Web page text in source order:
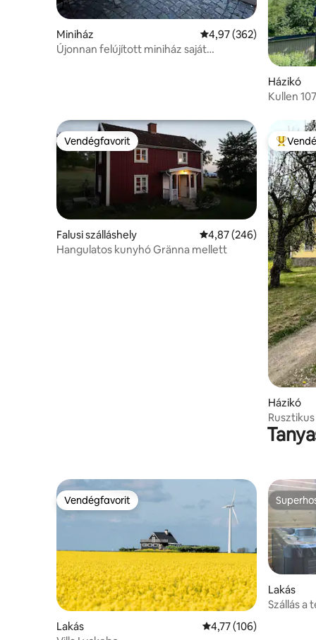
Miniház Átlagos értékelés: 5/
4,97 (362)
Újonnan felújított miniház saját
Házikó
Kullen
Vendégfavorit
Vendégfavorit
Falusi szálláshely Átlagos értékelés: 5/
4,87 (246)
Hangulatos kunyhó Gränna mellett
Kiemelt
Házikó
Vendégfavorit
Vendégfavorit
Lakás Átlagos értékelés: 5/
4,77 (106)
Lakás
Szállás a